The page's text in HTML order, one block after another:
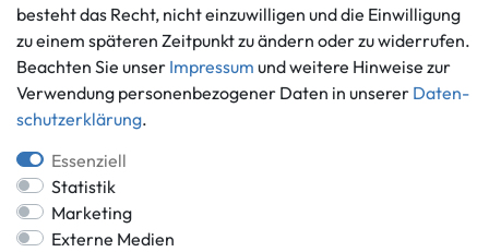
Ankauf
Über uns
Häufig gestellte Fragen
Zahlung und Versand
Batterieentsorgung
besteht das Recht, nicht einzuwilligen und die Einwilligung
zu einem späteren Zeitpunkt zu ändern oder zu widerrufen.
Beachten Sie unser Impressum und weitere Hinweise zur
Verwendung personenbezogener Daten in unserer Daten­
schutz­erklärung.
Essenziell
Statistik
Marketing
Externe Medien